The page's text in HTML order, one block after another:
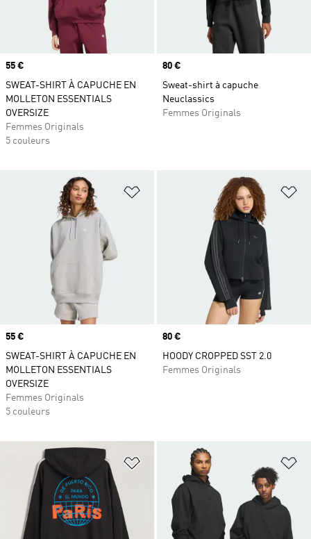
Prix
55 €
SWEAT-SHIRT À CAPUCHE EN
MOLLETON ESSENTIALS
OVERSIZE
Femmes Originals
5 couleurs
Prix
80 €
Sweat-shirt à capuche
Neuclassics
Femmes Originals
Ajouter à la Liste de produits
Prix
55 €
SWEAT-SHIRT À CAPUCHE EN
MOLLETON ESSENTIALS
OVERSIZE
Femmes Originals
5 couleurs
Prix
80 €
HOODY CROPPED SST 2.0
Femmes Originals
Ajouter à la Liste de produits